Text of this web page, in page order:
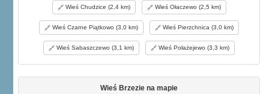
Wieś Chudzice (2,4 km) Wieś Ołaczewo (2,5 km)
Wieś Czarne Piątkowo (3,0 km) Wieś Pierzchnica (3,0 km)
Wieś Sabaszczewo (3,1 km) Wieś Połażejewo (3,3 km)
Wieś Brzezie na mapie